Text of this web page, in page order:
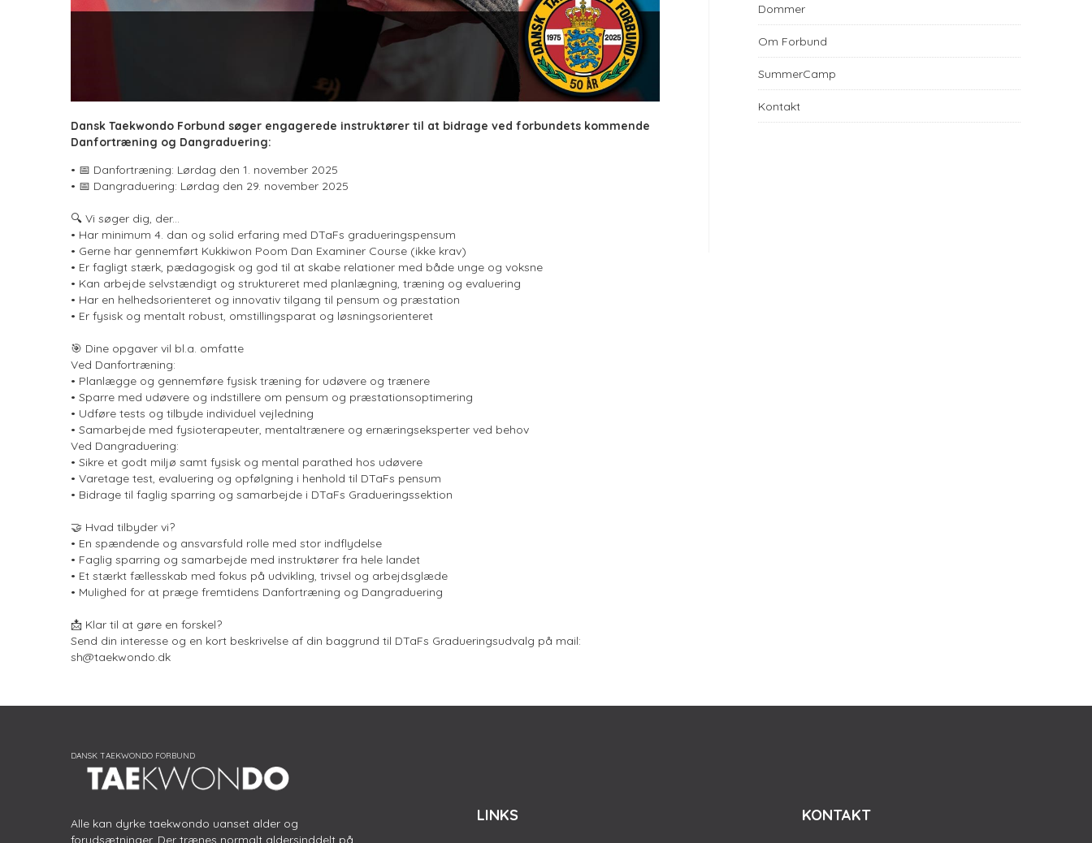
Dansk Taekwondo Forbund søger engagerede instruktører til at bidrage ved forbundets kommende
Danfortræning og Dangraduering:
• 📅 Danfortræning: Lørdag den 1. november 2025
• 📅 Dangraduering: Lørdag den 29. november 2025
🔍 Vi søger dig, der...
• Har minimum 4. dan og solid erfaring med DTaFs gradueringspensum
• Gerne har gennemført Kukkiwon Poom Dan Examiner Course (ikke krav)
• Er fagligt stærk, pædagogisk og god til at skabe relationer med både unge og voksne
• Kan arbejde selvstændigt og struktureret med planlægning, træning og evaluering
• Har en helhedsorienteret og innovativ tilgang til pensum og præstation
• Er fysisk og mentalt robust, omstillingsparat og løsningsorienteret
🎯 Dine opgaver vil bl.a. omfatte
Ved Danfortræning:
• Planlægge og gennemføre fysisk træning for udøvere og trænere
• Sparre med udøvere og indstillere om pensum og præstationsoptimering
• Udføre tests og tilbyde individuel vejledning
• Samarbejde med fysioterapeuter, mentaltrænere og ernæringseksperter ved behov
Ved Dangraduering:
• Sikre et godt miljø samt fysisk og mental parathed hos udøvere
• Varetage test, evaluering og opfølgning i henhold til DTaFs pensum
• Bidrage til faglig sparring og samarbejde i DTaFs Gradueringssektion
🤝 Hvad tilbyder vi?
• En spændende og ansvarsfuld rolle med stor indflydelse
• Faglig sparring og samarbejde med instruktører fra hele landet
• Et stærkt fællesskab med fokus på udvikling, trivsel og arbejdsglæde
• Mulighed for at præge fremtidens Danfortræning og Dangraduering
📩 Klar til at gøre en forskel?
Send din interesse og en kort beskrivelse af din baggrund til DTaFs Gradueringsudvalg på mail:
sh@taekwondo.dk
Dommer
Om Forbund
SummerCamp
Kontakt
Alle kan dyrke taekwondo uanset alder og
forudsætninger. Der trænes normalt aldersinddelt på
LINKS KONTAKT